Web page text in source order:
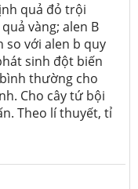
quả đỏ trội
vàng; alen B
với alen b quy
sinh đột biến
thường cho
Cho cây tứ bội
Theo lí thuyết, tỉ